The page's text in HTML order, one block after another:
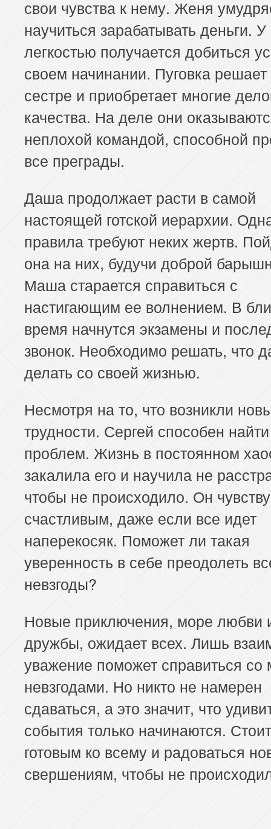
свои чувства к нему. Женя
научиться зарабатывать деньги.
легкостью получается добиться
своем начинании. Пуговка
сестре и приобретает многие
качества. На деле они
неплохой командой, способной
все преграды.
Даша продолжает расти в самой
настоящей готской иерархии.
правила требуют неких жертв.
она на них, будучи доброй
Маша старается справиться с
настигающим ее волнением. В
время начнутся экзамены и
звонок. Необходимо решать, что
делать со своей жизнью.
Несмотря на то, что возникли
трудности. Сергей способен
проблем. Жизнь в постоянном
закалила его и научила не
чтобы не происходило. Он
счастливым, даже если все идет
наперекосяк. Поможет ли такая
уверенность в себе преодолеть
невзгоды?
Новые приключения, море любви
дружбы, ожидает всех. Лишь
уважение поможет справиться со
невзгодами. Но никто не намерен
сдаваться, а это значит, что
события только начинаются.
готовым ко всему и радоваться
свершениям, чтобы не